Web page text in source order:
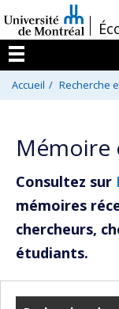
au
contenu
/
Menu
Accueil Recherche
Mémoire
Consultez sur
mémoires
chercheurs,
étudiants.